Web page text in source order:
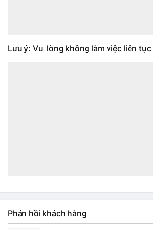
Lưu ý: Vui lòng không làm việc liên
Phản hồi khách hàng